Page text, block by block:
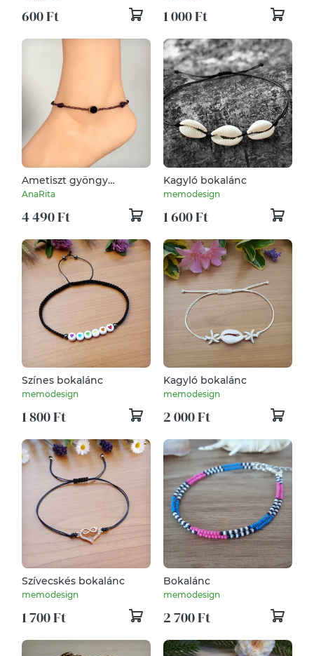
600 Ft 1 000 Ft
Ametiszt gyöngy
bokalánc 22 + 5 cm
AnaRita
4 490 Ft
Kagyló bokalánc
memodesign
1 600 Ft
Színes bokalánc
memodesign
1 800 Ft
Kagyló bokalánc
memodesign
2 000 Ft
Szívecskés bokalánc
memodesign
1 700 Ft
Bokalánc
memodesign
2 700 Ft